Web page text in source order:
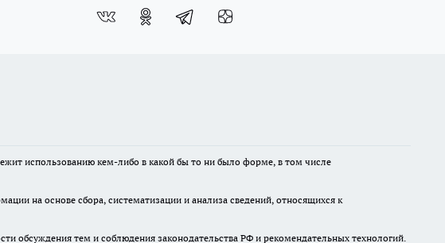
использованию кем-либо в какой бы то ни было форме, в том числе
на основе сбора, систематизации и анализа сведений, относящихся к
обсуждения тем и соблюдения законодательства РФ и рекомендательных технологий.